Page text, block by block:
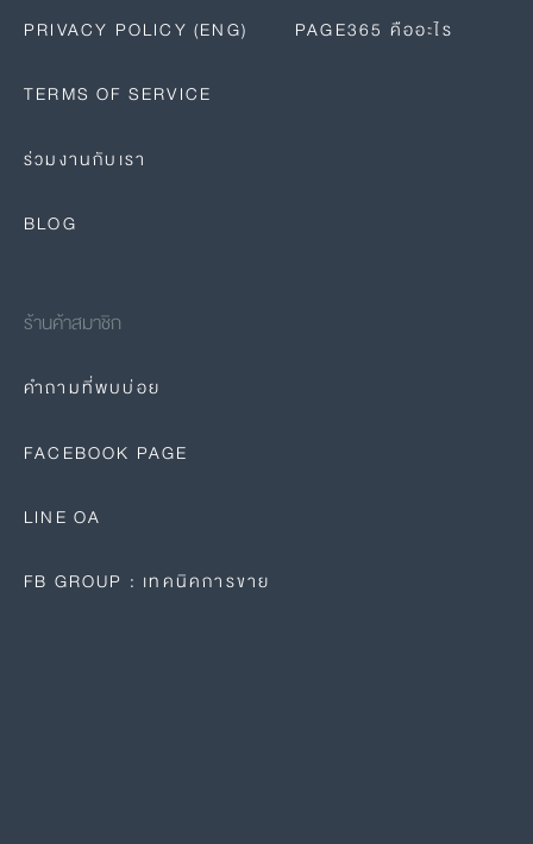
PRIVACY POLICY (ENG)
TERMS OF SERVICE
ร่วมงานกับเรา
BLOG
PAGE365 คืออะไร
ร้านค้าสมาชิก
คำถามที่พบบ่อย
FACEBOOK PAGE
LINE OA
FB GROUP : เทคนิคการขาย